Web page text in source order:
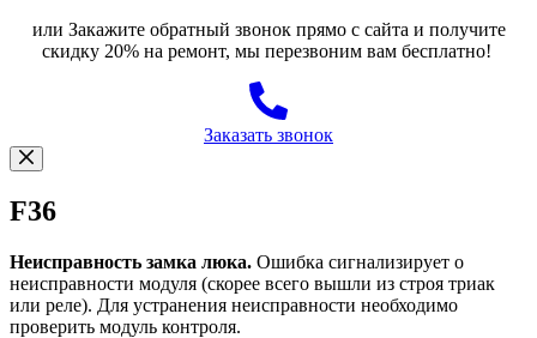
или Закажите обратный звонок прямо с сайта и получите
скидку 20% на ремонт, мы перезвоним вам бесплатно!
Заказать звонок
F36
Неисправность замка люка. Ошибка сигнализирует о
неисправности модуля (скорее всего вышли из строя триак
или реле). Для устранения неисправности необходимо
проверить модуль контроля.